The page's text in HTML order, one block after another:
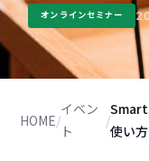
オンラインセミナー
HOME/
イベン
ト
/
使い方